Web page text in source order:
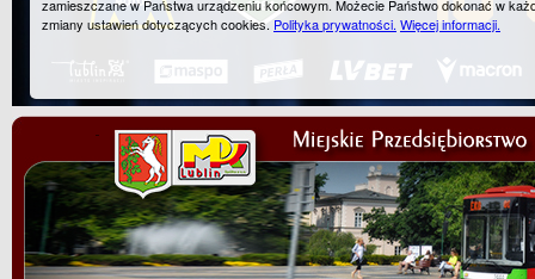
zamieszczane w Państwa urządzeniu końcowym. Możecie Państwo dokonać w
zmiany ustawień dotyczących cookies.Polityka prywatności. Więcej informacji.